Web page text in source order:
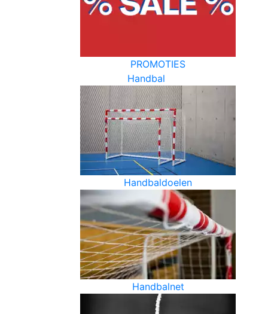
PROMOTIES
Handbal
Handbaldoelen
Handbalnet